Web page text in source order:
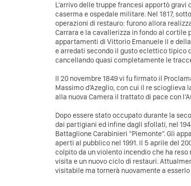
L’arrivo delle truppe francesi apportò
caserma e ospedale militare. Nel 1817,
operazioni di restauro: furono allora
Carrara e la cavallerizza in fondo al
appartamenti di Vittorio Emanuele II e
e arredati secondo il gusto eclettico tipico
cancellando quasi completamente le
Il 20 novembre 1849 vi fu firmato il
Massimo d’Azeglio, con cui il re scioglieva
alla nuova Camera il trattato di pace con
Dopo essere stato occupato durante la
dai partigiani ed infine dagli sfollati, nel
Battaglione Carabinieri “Piemonte”. Gli
aperti al pubblico nel 1991. Il 5 aprile del
colpito da un violento incendio che ha
visita e un nuovo ciclo di restauri.
visitabile ma tornerà nuovamente a esserlo